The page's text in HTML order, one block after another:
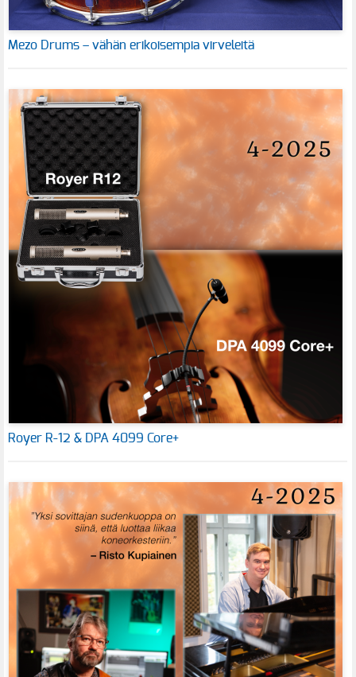
Mezo Drums – vähän erikoisempia virveleitä
Royer R-12 & DPA 4099 Core+